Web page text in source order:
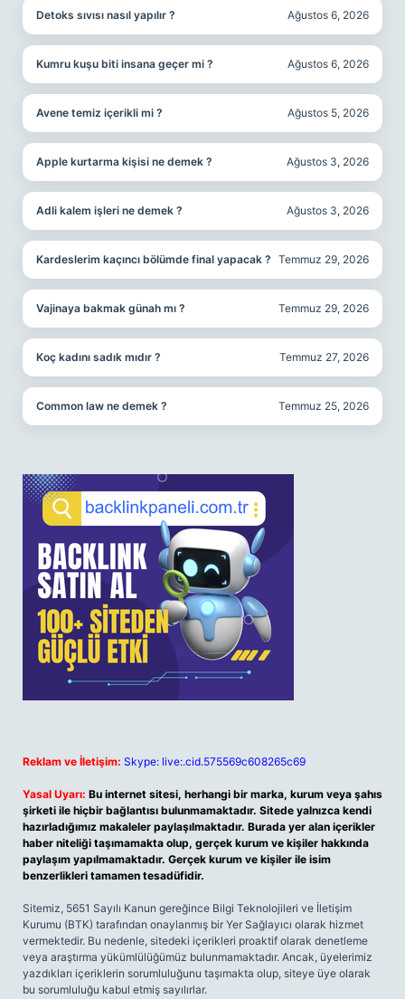
Detoks sıvısı nasıl yapılır ? Ağustos 6, 2026
Kumru kuşu biti insana geçer mi ? Ağustos 6, 2026
Avene temiz içerikli mi ? Ağustos 5, 2026
Apple kurtarma kişisi ne demek ? Ağustos 3, 2026
Adli kalem işleri ne demek ? Ağustos 3, 2026
Kardeslerim kaçıncı bölümde final yapacak ? Temmuz 29, 2026
Vajinaya bakmak günah mı ? Temmuz 29, 2026
Koç kadını sadık mıdır ? Temmuz 27, 2026
Common law ne demek ? Temmuz 25, 2026
Reklam ve İletişim: Skype: live:.cid.575569c608265c69
Yasal Uyarı: Bu internet sitesi, herhangi bir marka, kurum veya şahıs
şirketi ile hiçbir bağlantısı bulunmamaktadır. Sitede yalnızca kendi
hazırladığımız makaleler paylaşılmaktadır. Burada yer alan içerikler
haber niteliği taşımamakta olup, gerçek kurum ve kişiler hakkında
paylaşım yapılmamaktadır. Gerçek kurum ve kişiler ile isim
benzerlikleri tamamen tesadüfidir.
Sitemiz, 5651 Sayılı Kanun gereğince Bilgi Teknolojileri ve İletişim
Kurumu (BTK) tarafından onaylanmış bir Yer Sağlayıcı olarak hizmet
vermektedir. Bu nedenle, sitedeki içerikleri proaktif olarak denetleme
veya araştırma yükümlülüğümüz bulunmamaktadır. Ancak, üyelerimiz
yazdıkları içeriklerin sorumluluğunu taşımakta olup, siteye üye olarak
bu sorumluluğu kabul etmiş sayılırlar.